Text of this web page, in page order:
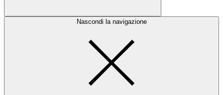
Nascondi la navigazione